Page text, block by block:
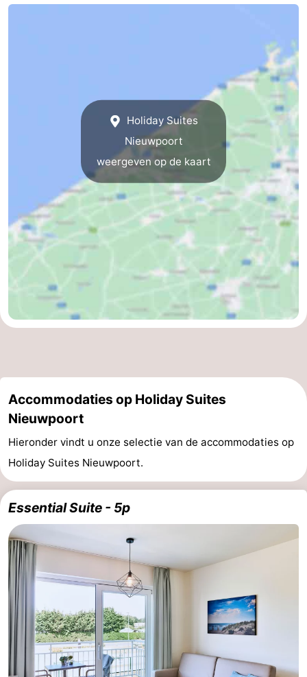
Holiday Suites
Nieuwpoort
weergeven op de kaart
Accommodaties op Holiday Suites
Nieuwpoort
Hieronder vindt u onze selectie van de accommodaties op
Holiday Suites Nieuwpoort.
Essential Suite - 5p